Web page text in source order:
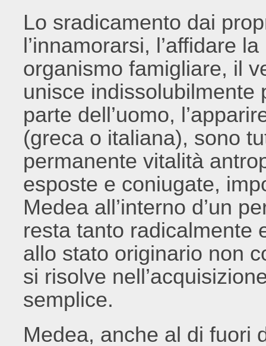
Lo sradicamento dai
l’innamorarsi, l’affidare
organismo famigliare, il
unisce indissolubilmente
parte dell’uomo,
(greca o italiana), sono
permanente vitalità
esposte e coniugate,
Medea all’interno d’un
resta tanto radicalmente
allo stato originario non
si risolve
semplice.
Medea, anche al di fuori